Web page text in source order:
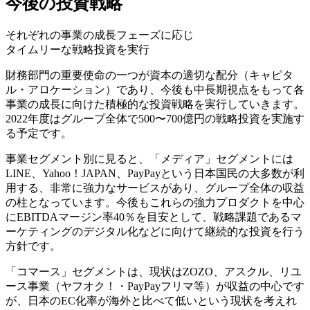
それぞれの事業の成長フェーズに応じ
タイムリーな戦略投資を実行
財務部門の重要使命の一つが資本の適切な配分（キャピタ
ル・アロケーション）であり、今後も中長期視点をもって各
事業の成長に向けた積極的な投資戦略を実行していきます。
2022年度はグループ全体で500〜700億円の戦略投資を実施す
る予定です。
事業セグメント別に見ると、「メディア」セグメントには
LINE、Yahoo！JAPAN、PayPayという日本国民の大多数が利
用する、非常に強力なサービスがあり、グループ全体の収益
の柱となっています。今後もこれらの強力プロダクトを中心
にEBITDAマージン率40％を目安として、戦略課題であるマ
ーケティングのデジタル化などに向けて継続的な投資を行う
方針です。
「コマース」セグメントは、現状はZOZO、アスクル、リユ
ース事業（ヤフオク！・PayPayフリマ等）が収益の中心です
が、日本のEC化率が海外と比べて低いという現状を考えれ